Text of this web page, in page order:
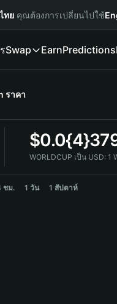
ทย คุณต้องการเปลี่ยนไปใช้
Swap EarnPredictions
ราคา
$
WORLDCUP เป็น USD: 1
ชม. 1 วัน 1 สัปดาห์